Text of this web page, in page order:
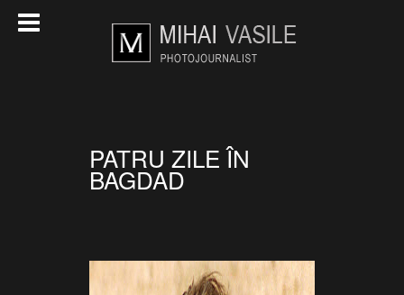
PATRU ZILE ÎN
BAGDAD